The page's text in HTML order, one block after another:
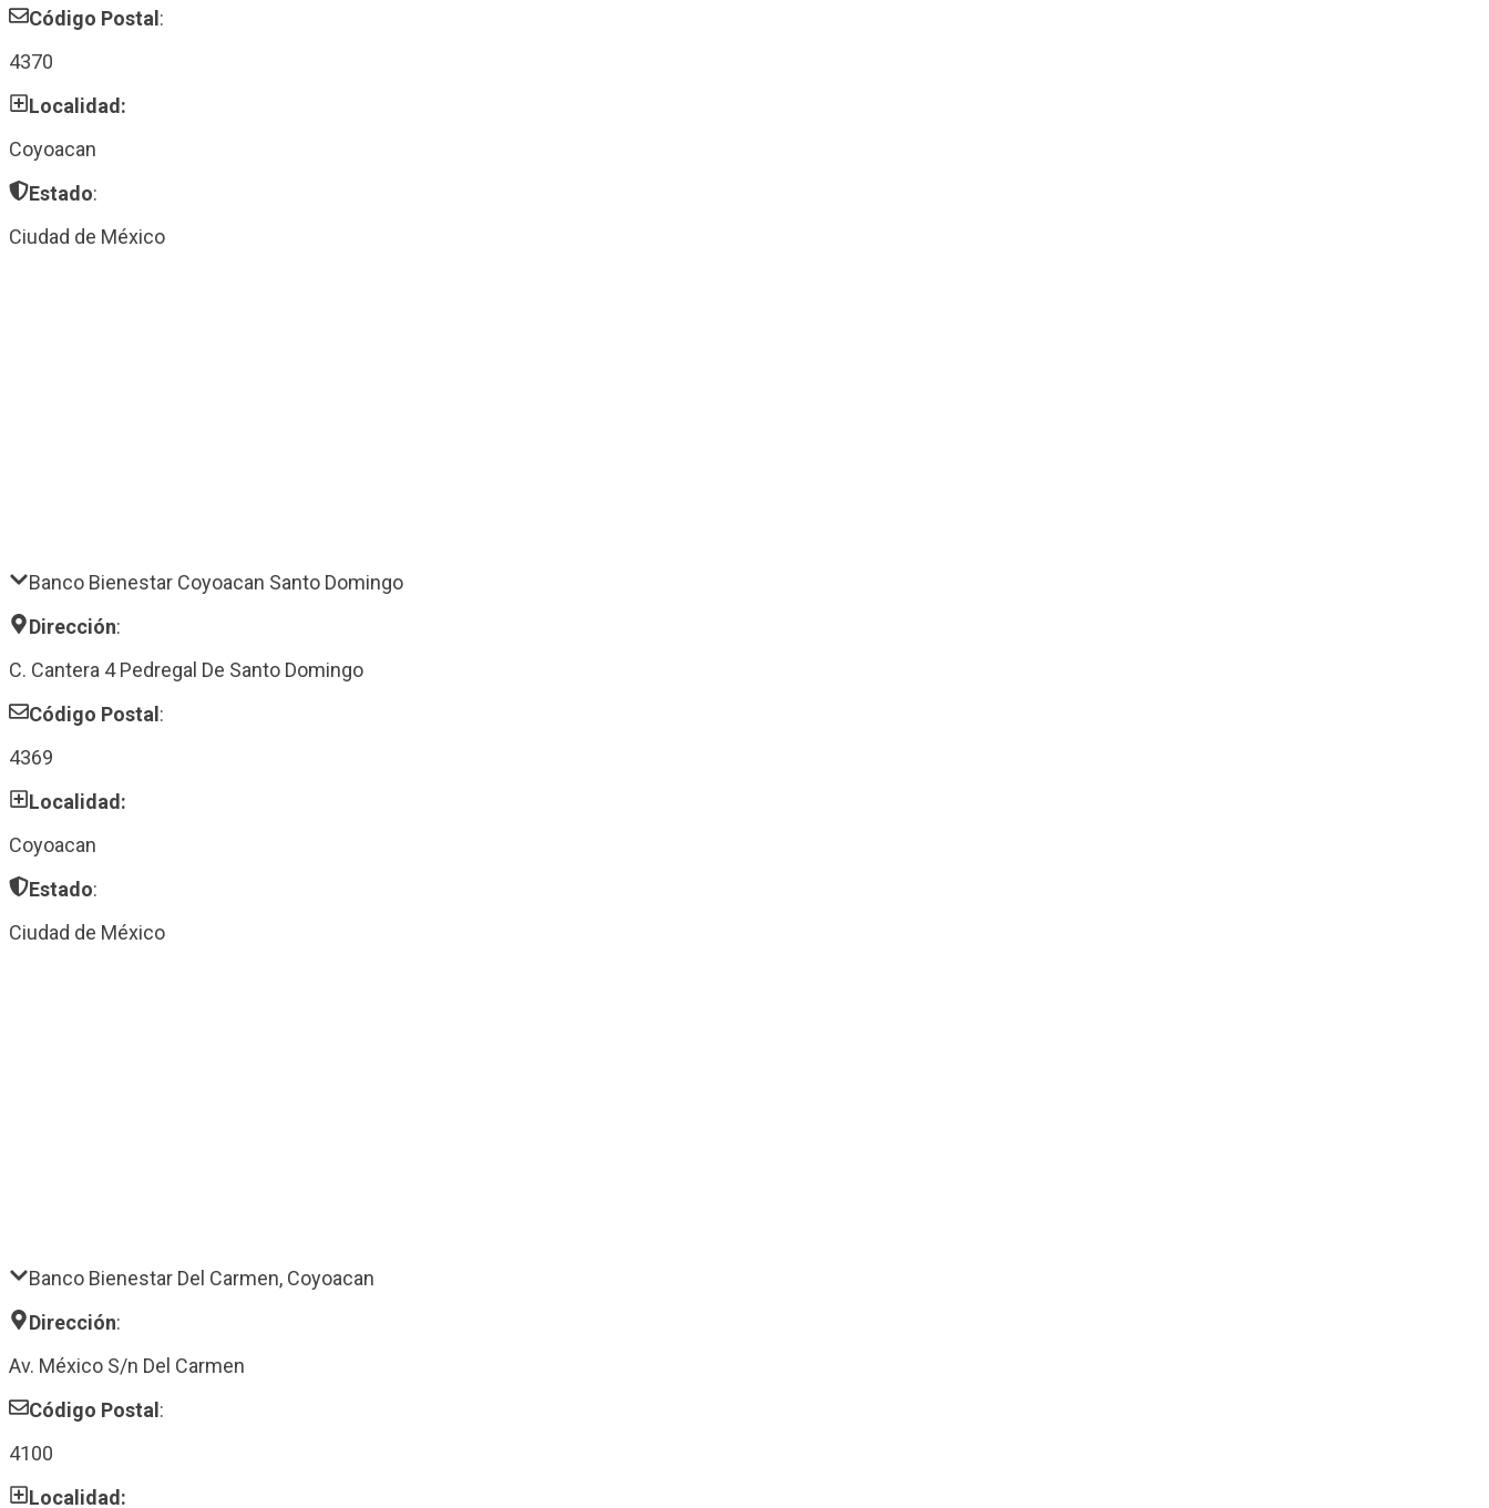
Código Postal :
4370
Localidad:
Coyoacan
Estado:
Ciudad de México
Banco Bienestar Coyoacan Santo Domingo
Dirección:
C. Cantera 4 Pedregal De Santo Domingo
Código Postal :
4369
Localidad:
Coyoacan
Estado:
Ciudad de México
Banco Bienestar Del Carmen, Coyoacan
Dirección:
Av. México S/n Del Carmen
Código Postal :
4100
Localidad: